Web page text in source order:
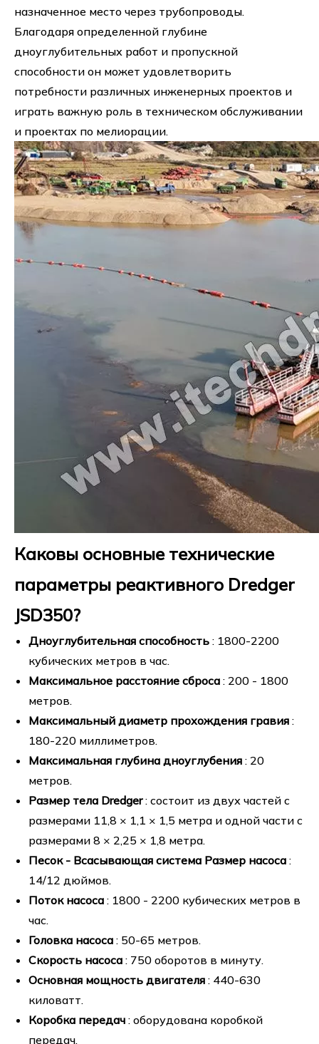
назначенное место через трубопроводы.
Благодаря определенной глубине
дноуглубительных работ и пропускной
способности он может удовлетворить
потребности различных инженерных проектов и
играть важную роль в техническом обслуживании
и проектах по мелиорации.
Каковы основные технические
параметры реактивного Dredger
JSD350?
Дноуглубительная способность : 1800-2200
кубических метров в час.
Максимальное расстояние сброса : 200 - 1800
метров.
Максимальный диаметр прохождения гравия :
180-220 миллиметров.
Максимальная глубина дноуглубения : 20
метров.
Размер тела Dredger: состоит из двух частей с
размерами 11,8 × 1,1 × 1,5 метра и одной части с
размерами 8 × 2,25 × 1,8 метра.
Песок - Всасывающая система Размер насоса :
14/12 дюймов.
Поток насоса : 1800 - 2200 кубических метров в
час.
Головка насоса : 50-65 метров.
Скорость насоса : 750 оборотов в минуту.
Основная мощность двигателя : 440-630
киловатт.
Коробка передач : оборудована коробкой
передач.